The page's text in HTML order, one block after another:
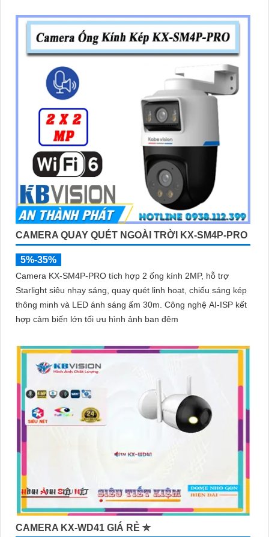
CAMERA QUAY QUÉT NGOÀI TRỜI KX-SM4P-PRO
5%-35%
Camera KX-SM4P-PRO tích hợp 2 ống kính 2MP, hỗ trợ
Starlight siêu nhạy sáng, quay quét linh hoạt, chiếu sáng kép
thông minh và LED ánh sáng ấm 30m. Công nghệ AI-ISP kết
hợp cảm biến lớn tối ưu hình ảnh ban đêm
CAMERA KX-WD41 GIÁ RẺ ✮